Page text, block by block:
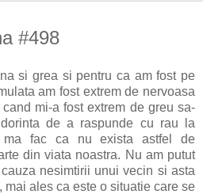
#498
si grea si pentru ca am fost pe
am fost extrem de nervoasa
mi-a fost extrem de greu sa-
de a raspunde cu rau la
ma fac ca nu exista astfel de
din viata noastra. Nu am putut
nesimtirii unui vecin si asta
mai ales ca este o situatie care se